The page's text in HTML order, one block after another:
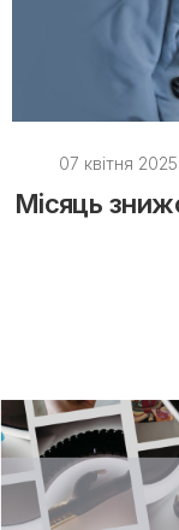
07 квітня 2025
Місяць